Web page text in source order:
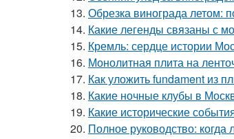
13. Обрезка винограда летом:
14. Какие легенды связаны с
15. Кремль: сердце истории
16. Монолитная плита на
17. Как уложить fundament из
18. Какие ночные клубы в
19. Какие исторические
20. Полное руководство: